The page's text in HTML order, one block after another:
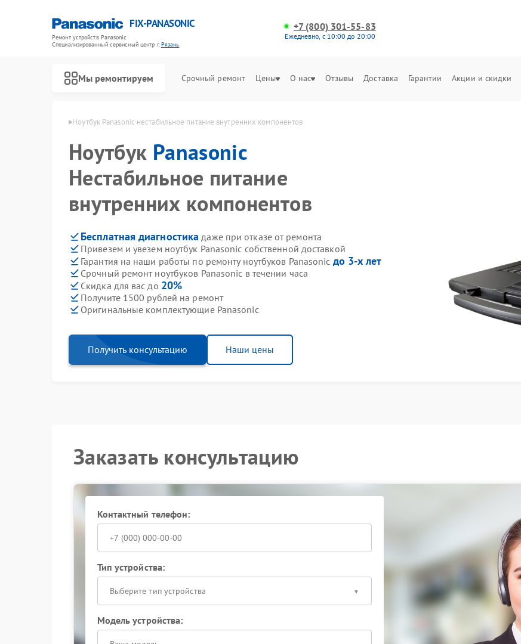
FIX-PANASONIC
Ремонт устройств Panasonic
Специализированный cервисный центр г.Рязань
+7 (800) 301-55-83
Ежедневно, с 10:00 до 20:00
Мы ремонтируем Срочный ремонт Цены О нас Отзывы Доставка Гарантии Акции и скидки
Panasonic в Рязани Ноутбук Panasonic нестабильное питание внутренних компонентов
Ноутбук Panasonic
Нестабильное питание
внутренних компонентов
Бесплатная диагностика даже при отказе от ремонта
Привезем и увезем ноутбук Panasonic собственной доставкой
Гарантия на наши работы по ремонту ноутбуков Panasonic до 3-х лет
Срочный ремонт ноутбуков Panasonic в течении часа
Скидка для вас до 20%
Получите 1500 рублей на ремонт
Оригинальные комплектующие Panasonic
Получить консультацию Наши цены
Заказать консультацию
Контактный телефон:
Тип устройства:
Выберите тип устройства
Модель устройства: